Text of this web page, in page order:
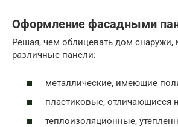
Оформление фасадными
Решая, чем облицевать дом
различные панели:
металлические, имеющие
пластиковые, отличающиеся
теплоизоляционные,